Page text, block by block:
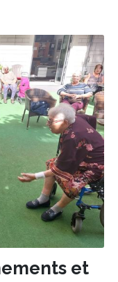
et